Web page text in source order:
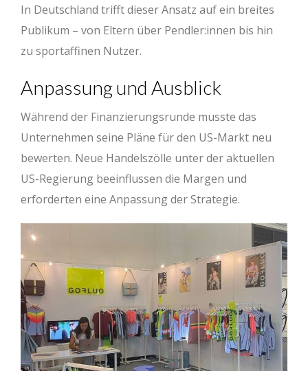
In Deutschland trifft dieser Ansatz auf ein breites
Publikum – von Eltern über Pendler:innen bis hin
zu sportaffinen Nutzer.
Anpassung und Ausblick
Während der Finanzierungsrunde musste das
Unternehmen seine Pläne für den US-Markt neu
bewerten. Neue Handelszölle unter der aktuellen
US-Regierung beeinflussen die Margen und
erforderten eine Anpassung der Strategie.